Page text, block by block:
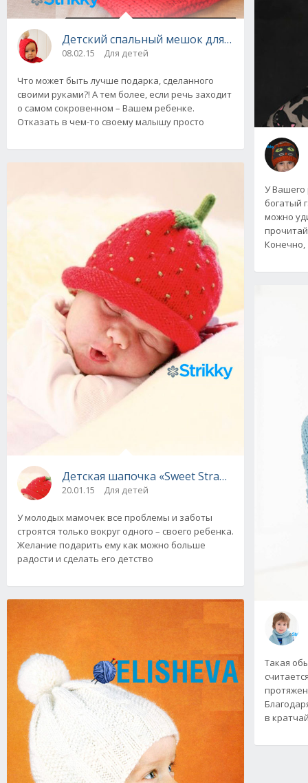
Детский спальный мешок для
08.02.15 Для детей
Что может быть лучше подарка, сделанного
своими руками?! А тем более, если речь заходит
о самом сокровенном – Вашем ребенке.
Отказать в чем-то своему малышу просто
Детская шапочка «Sweet Strawberry» от
20.01.15 Для детей
У молодых мамочек все проблемы и заботы
строятся только вокруг одного – своего ребенка.
Желание подарить ему как можно больше
радости и сделать его детство
У Вашего
богатый
можно
Конечно,
Такая
в